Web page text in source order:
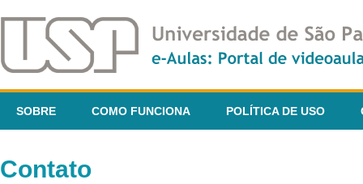
SOBRE COMO FUNCIONA POLÍTICA DE USO
Contato